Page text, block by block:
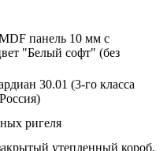
панель 10 мм с
"Белый софт" (без
30.01 (3-го класса
ригеля
утепленный короб,